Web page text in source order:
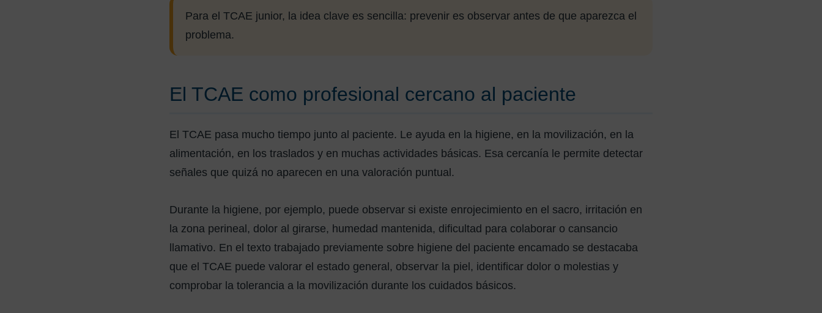
Para el TCAE junior, la idea clave es sencilla: prevenir es observar antes de que aparezca el
problema.
El TCAE como profesional cercano al paciente
El TCAE pasa mucho tiempo junto al paciente. Le ayuda en la higiene, en la movilización, en la
alimentación, en los traslados y en muchas actividades básicas. Esa cercanía le permite detectar
señales que quizá no aparecen en una valoración puntual.
Durante la higiene, por ejemplo, puede observar si existe enrojecimiento en el sacro, irritación en
la zona perineal, dolor al girarse, humedad mantenida, dificultad para colaborar o cansancio
llamativo. En el texto trabajado previamente sobre higiene del paciente encamado se destacaba
que el TCAE puede valorar el estado general, observar la piel, identificar dolor o molestias y
comprobar la tolerancia a la movilización durante los cuidados básicos.